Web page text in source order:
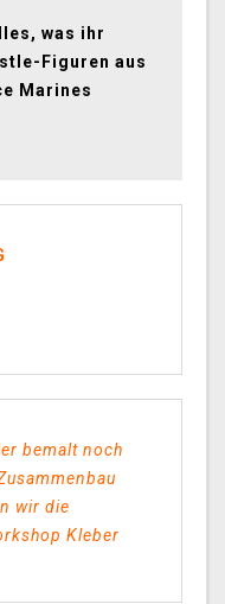
was ihr
Figuren aus
Marines
bemalt noch
wir die
Kleber